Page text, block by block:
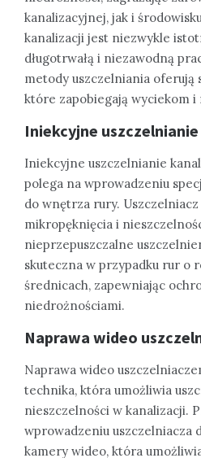
kanalizacyjnej, jak i
kanalizacji jest niezwykle
długotrwałą i niezawodną
metody uszczelniania oferują
które zapobiegają wyciekom
Iniekcyjne
Iniekcyjne uszczelnianie
polega na wprowadzeniu
do wnętrza rury.
mikropęknięcia i
nieprzepuszczalne
skuteczna w przypadku rur o
średnicach, zapewniając
niedrożnościami.
Naprawa wideo
Naprawa wideo
technika, która umożliwia
nieszczelności w kanalizacji.
wprowadzeniu uszczelniacza
kamery wideo, która